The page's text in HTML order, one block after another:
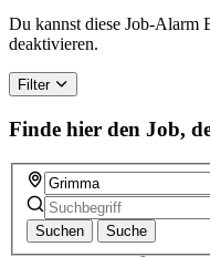
Du kannst diese Job-Alarm
deaktivieren.
Filter
Finde hier den Job,
Suchen Suche